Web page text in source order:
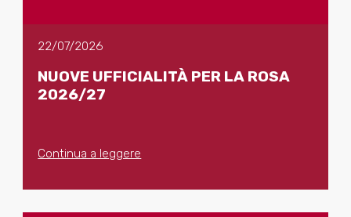
22/07/2026
NUOVE UFFICIALITÀ PER LA ROSA
2026/27
Continua a leggere